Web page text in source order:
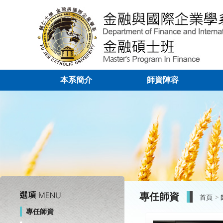
本系簡介 師資陣容
專任師資
專任師資 首頁